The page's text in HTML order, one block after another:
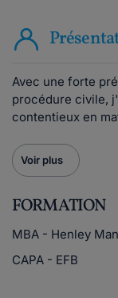
Avec une forte
procédure civile,
contentieux en
Voir plus
FORMATION
MBA - Henley
CAPA - EFB